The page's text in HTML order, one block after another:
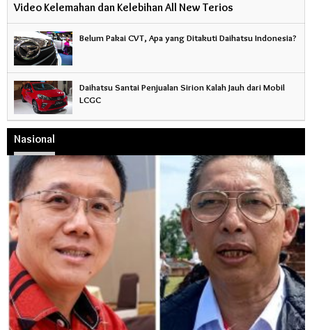
Video Kelemahan dan Kelebihan All New Terios
Belum Pakai CVT, Apa yang Ditakuti Daihatsu Indonesia?
Daihatsu Santai Penjualan Sirion Kalah Jauh dari Mobil
LCGC
Nasional